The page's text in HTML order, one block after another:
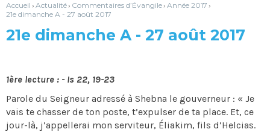
Accueil › Actualité› Commentaires d’Évangile› Année 2017 ›
21e dimanche A - 27 août 2017
21e dimanche A - 27 août 2017
1ère lecture : - Is 22, 19-23
Parole du Seigneur adressé à Shebna le gouverneur : « Je
vais te chasser de ton poste, t’expulser de ta place. Et, ce
jour-là, j’appellerai mon serviteur, Éliakim, fils d’Helcias.